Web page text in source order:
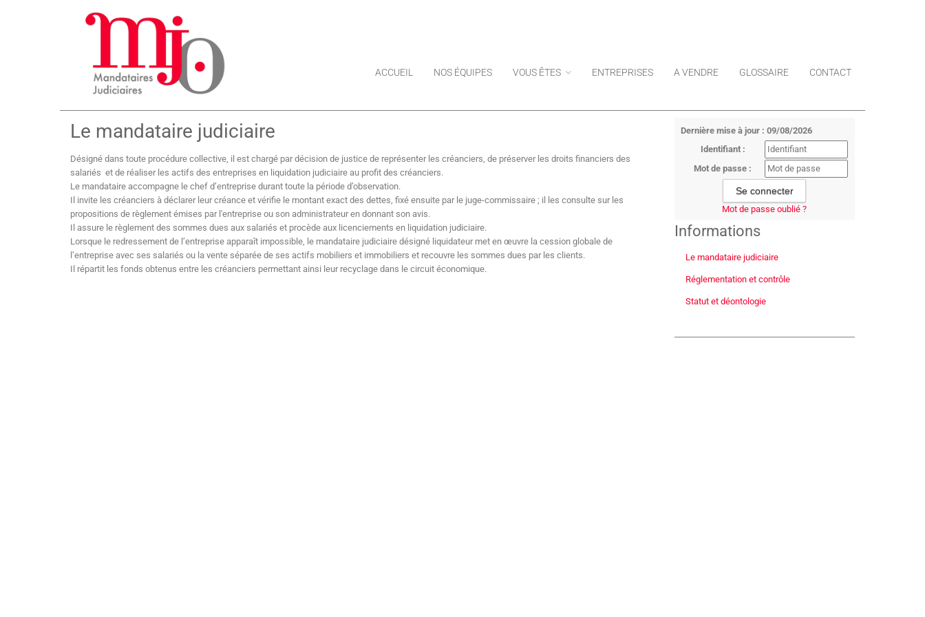
ACCUEIL NOS ÉQUIPES VOUS ÊTES ENTREPRISES A VENDRE GLOSSAIRE CONTACT
Dernière mise à jour : 09/08/2026
Identifiant :
Mot de passe :
Mot de passe oublié ?
Informations
Le mandataire judiciaire
Réglementation et contrôle
Statut et déontologie
Le mandataire judiciaire
Désigné dans toute procédure collective, il est chargé par décision de justice de représenter les créanciers, de préserver les droits financiers des
salariés et de réaliser les actifs des entreprises en liquidation judiciaire au profit des créanciers.
Le mandataire accompagne le chef d’entreprise durant toute la période d’observation.
Il invite les créanciers à déclarer leur créance et vérifie le montant exact des dettes, fixé ensuite par le juge-commissaire ; il les consulte sur les
propositions de règlement émises par l'entreprise ou son administrateur en donnant son avis.
Il assure le règlement des sommes dues aux salariés et procède aux licenciements en liquidation judiciaire.
Lorsque le redressement de l’entreprise apparaît impossible, le mandataire judiciaire désigné liquidateur met en œuvre la cession globale de
l’entreprise avec ses salariés ou la vente séparée de ses actifs mobiliers et immobiliers et recouvre les sommes dues par les clients.
Il répartit les fonds obtenus entre les créanciers permettant ainsi leur recyclage dans le circuit économique.